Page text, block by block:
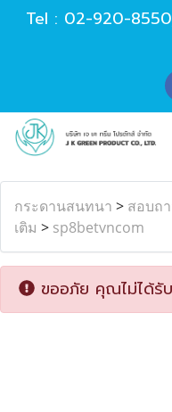
Tel : 02-920-8550
กระดานสนทนา > สอบถ
เติม > sp8betvncom
ขออภัย คุณไม่ได้รับ